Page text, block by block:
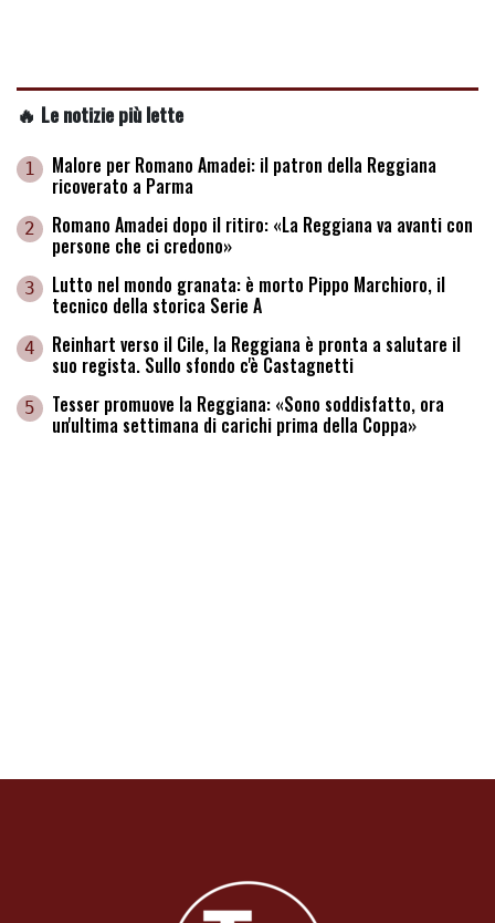
🔥 Le notizie più lette
1 Malore per Romano Amadei: il patron della Reggiana
ricoverato a Parma
2 Romano Amadei dopo il ritiro: «La Reggiana va avanti con
persone che ci credono»
3 Lutto nel mondo granata: è morto Pippo Marchioro, il
tecnico della storica Serie A
4 Reinhart verso il Cile, la Reggiana è pronta a salutare il
suo regista. Sullo sfondo c'è Castagnetti
5 Tesser promuove la Reggiana: «Sono soddisfatto, ora
un'ultima settimana di carichi prima della Coppa»